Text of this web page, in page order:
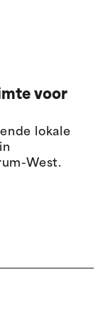
voor
lokale
West.